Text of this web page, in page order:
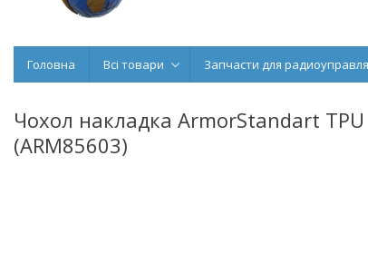
Головна Всі товари Запчасти для
Чохол накладка ArmorStandart
(ARM85603)